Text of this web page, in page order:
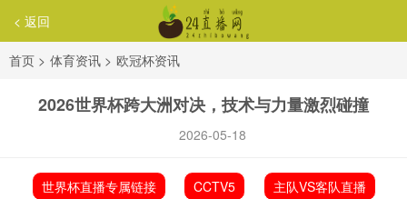
< 返回
首页 > 体育资讯 > 欧冠杯资讯
2026世界杯跨大洲对决，技术与力量激烈碰撞
2026-05-18
世界杯直播专属链接 CCTV5 主队VS客队直播